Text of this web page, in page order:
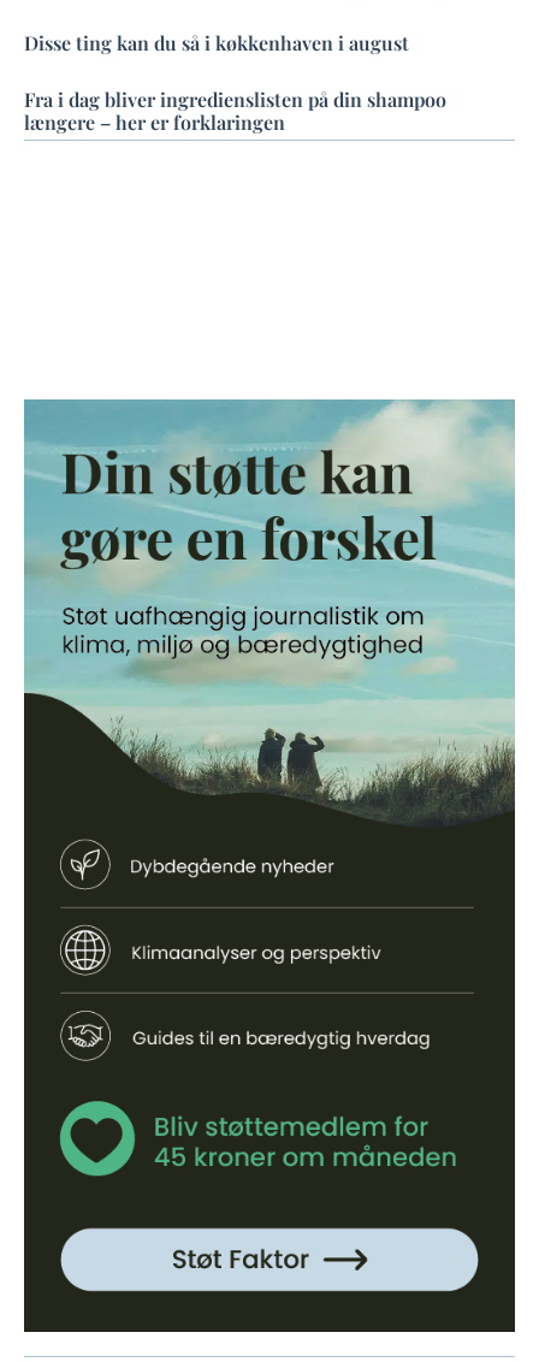
Disse ting kan du så i køkkenhaven i august
Fra i dag bliver ingredienslisten på din shampoo
længere – her er forklaringen